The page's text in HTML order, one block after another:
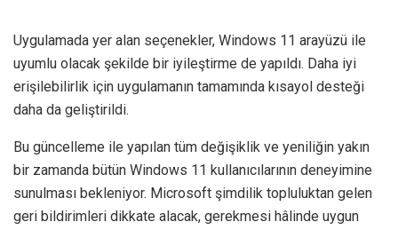
Uygulamada yer alan seçenekler, Windows 11 arayüzü ile
uyumlu olacak şekilde bir iyileştirme de yapıldı. Daha iyi
erişilebilirlik için uygulamanın tamamında kısayol desteği
daha da geliştirildi.
Bu güncelleme ile yapılan tüm değişiklik ve yeniliğin yakın
bir zamanda bütün Windows 11 kullanıcılarının deneyimine
sunulması bekleniyor. Microsoft şimdilik topluluktan gelen
geri bildirimleri dikkate alacak, gerekmesi hâlinde uygun